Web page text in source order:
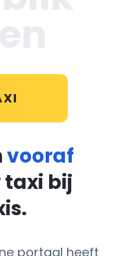
vooraf
taxi bij
portaal heeft